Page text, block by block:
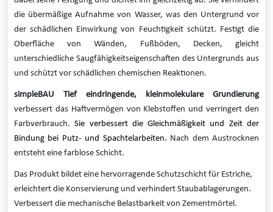
die übermäßige Aufnahme von Wasser, was den Untergrund vor
der schädlichen Einwirkung von Feuchtigkeit schützt. Festigt die
Oberfläche von Wänden, Fußböden, Decken, gleicht
unterschiedliche Saugfähigkeitseigenschaften des Untergrunds aus
und schützt vor schädlichen chemischen Reaktionen.
simpleBAU Tief eindringende, kleinmolekulare Grundierung
verbessert das Haftvermögen von Klebstoffen und verringert den
Farbverbrauch.Sie verbessert die Gleichmäßigkeit und Zeit der
Bindung bei Putz- und Spachtelarbeiten. Nach dem Austrocknen
entsteht eine farblose Schicht.
Das Produkt bildet eine hervorragende Schutzschicht für Estriche,
erleichtert die Konservierung und verhindert Staubablagerungen.
Verbessert die mechanische Belastbarkeit von Zementmörtel.